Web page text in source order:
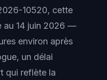
10520, cette
au 14 juin 2026 —
environ après
un délai
qui reflète la